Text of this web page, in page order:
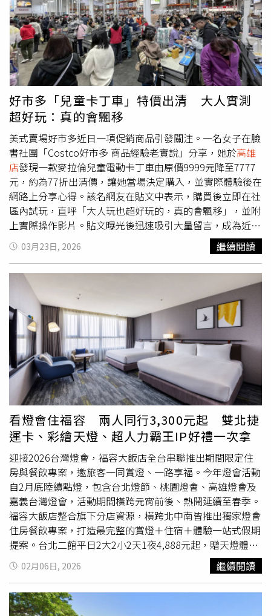
樣的做法」。也有前IKEA員工透露「曾經在IKEA快4年，所
有代號都聽過，就是沒有聽過99，真的是很少遇到的情
況」。許多網友也紛紛留言指出，「IKEA的動線很適合小孩
躲貓貓」、「幼童很愛玩躲貓貓，如果一個沒注意到悶到窒
息、被東西砸到、往高處爬而掉下來都很危險，而且在IKEA
那樣賣場空間，沒有多個人幫忙搜尋，可能真的找不到」、
「看過美國新聞報導小孩在自家櫃子玩躲貓貓悶死的！我自
己小孩也曾在IKEA裡玩過，當場被我拉出來去旁邊修理！也
可能發生像這種找不到！而且在外面玩也會影響到別人」、
「原來是這樣！也提醒各位爸爸媽媽，帶孩子到人潮多的地
方，可以先跟孩子約定好走失的集合地點，或者教導孩子優
先找穿制服的工作人員協助」。還有網友表示，「高雄店，
對嗎？今晚有聽到」、「高雄店+1」、「我上次也遇過！！
太好奇了直接google」、「通常會用代號廣播就是為了避
免引起其他民眾恐慌，也是避免引起歹心之人注意」、「跟
急診室一樣，只要聽到某代號幾乎全員動起來」、「醫院也
有代號」。此外，其實不少大型賣場、百貨公司或醫院，都
會使用類似的「代碼廣播」系統，像是醫院的「紅色
999」，代表火災或火警警報，需要醫院人員緊急動員應
變；賣場的「Code500」通常代表有顧客或員工發生意外受
傷、「Code1000」代表緊急疏散等，讓員工能立即分辨當
下情況。
好市多「兒童卡丁車」特價出清 大人實測
超好玩：真的會飄移
美式賣場好市多近日一項促銷商品引發關注。一名女子在臉
書社團「Costco好市多 商品經驗老實說」分享，她於高雄
店發現一款麥拉倫兒童電動卡丁車由原價9999元降至7777
元，約為77折出清價，讓她當場決定購入，並實際體驗後在
網路上分享心得。該名網友在貼文中表示，購買後立即在社
區內試玩，直呼「大人玩也超好玩的，真的會飄移」，並附
上實際操作影片。貼文曝光後迅速吸引大量留言，成為近期
討論度較高的商品之一。麥拉倫兒童電動卡丁車下殺77折。
（圖／好市多官網）根據好市多官網資訊，該款麥拉倫兒童
電動卡丁車為正版授權產品，未配備遙控功能，具備高、低
兩段速度設定，最高時速約為12公里，最大承重為60公
斤，適用年齡為6歲以上。整車重量約32公斤，定位為兒童
娛樂用途。不少網友對產品表現與實用性提出不同看法。有
留言指出，「好奇多少人玩完會拿去退貨」、「瑪利歐的比
較帥」、「別以為好市多東西就便宜」、「一車傳三代，人
走車還在......」、「看起來有點厲害」、「不要玩膩了，退
貨喔！」、「若不是卡在體重，不然我也想買」。
03月23日, 2026 繼續閱讀
看燈會住福容 兩人同行3,300元起 雙北捷
運卡、彩繪天燈、超人力霸王IP好禮一次拿
迎接2026台灣燈會，福容大飯店全台串聯推出期間限定住
房與餐飲專案，邀旅客一同賞燈、一路享福。今年燈會活動
自2月底陸續點燈，包含台北燈節、桃園燈會、高雄燈會及
嘉義台灣燈會，活動期間橫跨元宵前後、熱鬧延續至春季。
福容大飯店整合旗下分店資源，橫跨北中南皆推出獨家燈會
住房餐飲專案，打造最完整的賞燈＋住宿＋體驗一站式假期
提案。台北二館平日2大2小2天1夜4,888元起，贈天燈體
驗、動物園門票、雙人早餐及蒜香腐乳牛肉麵，打造親子賞
燈輕旅行。（圖片提供／福容飯店）北台灣方面，福容大飯
店台北一館、台北二館、桃園機捷A8店與桃園店同步推出燈
會專屬優惠專案。台北一館於台北燈節2月23日至3月15日
02月06日, 2026 繼續閱讀